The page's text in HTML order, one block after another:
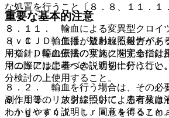
な処置を行うこと〔８．８、１１．１
８．１１． 輸血による変異型クロイ
（ｖＣＪＤ）伝播が疑われる報告があ
ｖＣＪＤ等の伝播のリスクを完全には
用の際には患者への説明を十分に行い
分検討の上使用すること。
８．１２． 放射線照射による有核血
ｌｉｇｎａｎｔ ｔｒａｎｓｆｏｒｍ
重要な基本的注意
８．１． 輸血は、放射線照射ガイド
用指針、輸血療法の実施に関する指針
マニュアルに基づき、適切に行うこと。
８．２． 輸血を行う場合は、その必
副作用等のリスクについて、患者又は
わかりやすく説明し、同意を得ること